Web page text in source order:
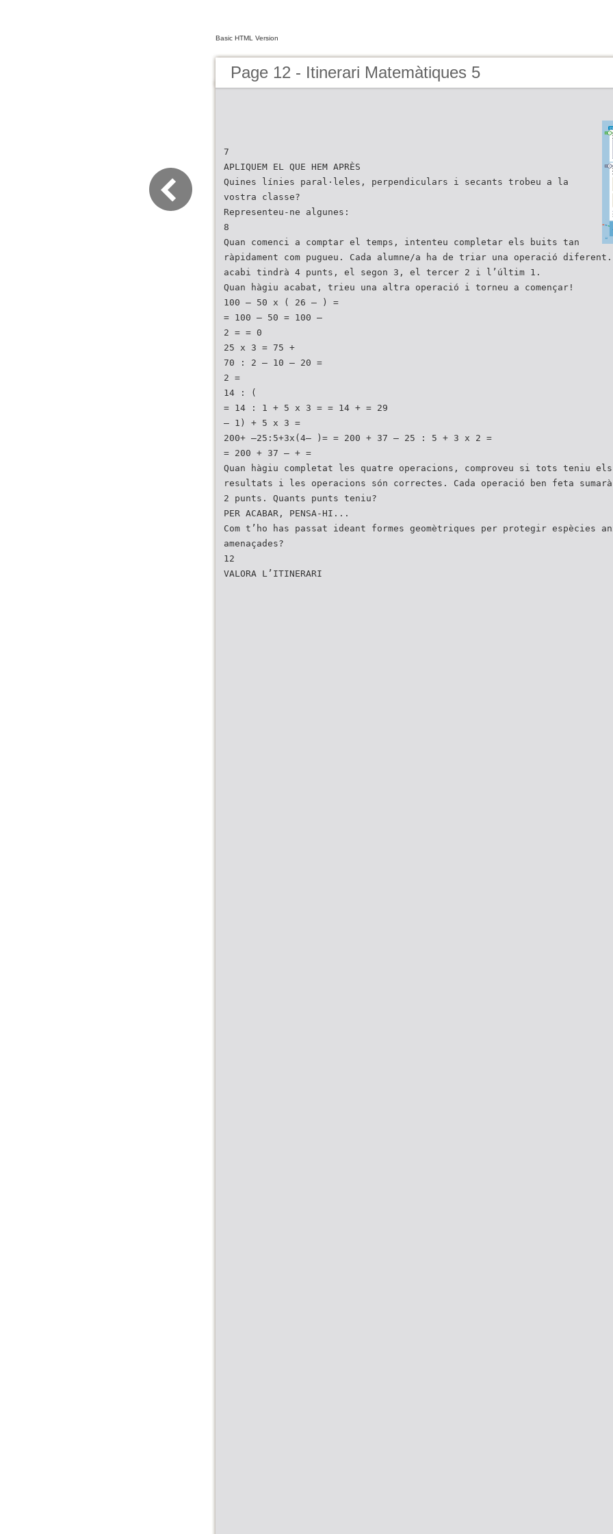
Basic HTML Version
Page 12 - Itinerari Matemàtiques 5
7
APLIQUEM EL QUE HEM APRÈS
Quines línies paral·leles, perpendiculars i secants trobeu a la
vostra classe?
Representeu-ne algunes:
8
Quan comenci a comptar el temps, intenteu completar els buits tan
ràpidament com pugueu. Cada alumne/a ha de triar una operació
acabi tindrà 4 punts, el segon 3, el tercer 2 i l’últim 1.
Quan hàgiu acabat, trieu una altra operació i torneu a començar!
100 – 50 x ( 26 – ) =
= 100 – 50 = 100 –
2 = = 0
25 x 3 = 75 +
70 : 2 – 10 – 20 =
2 =
14 : (
= 14 : 1 + 5 x 3 = = 14 + = 29
– 1) + 5 x 3 =
200+ –25:5+3x(4– )= = 200 + 37 – 25 : 5 + 3 x 2 =
= 200 + 37 – + =
Quan hàgiu completat les quatre operacions, comproveu si tots teniu els
resultats i les operacions són correctes. Cada operació ben feta sumarà
2 punts. Quants punts teniu?
PER ACABAR, PENSA-HI...
Com t’ho has passat ideant formes geomètriques per protegir espècies
amenaçades?
12
VALORA L’ITINERARI